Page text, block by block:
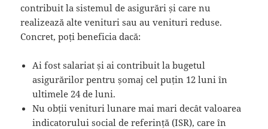
contribuit la sistemul de asigurări și care nu
realizează alte venituri sau au venituri reduse.
Concret, poți beneficia dacă:
Ai fost salariat și ai contribuit la bugetul
asigurărilor pentru șomaj cel puțin 12 luni în
ultimele 24 de luni.
Nu obții venituri lunare mai mari decât valoarea
indicatorului social de referință (ISR), care în